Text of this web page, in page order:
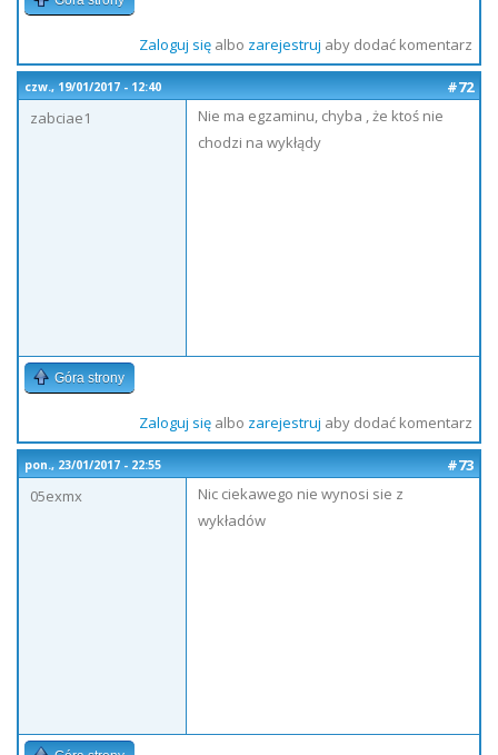
Zaloguj sięalbo zarejestruj aby dodać komentarz
czw., 19/01/2017 - 12:40
#72
zabciae1
Nie ma egzaminu, chyba , że ktoś nie
chodzi na wykłądy
Góra strony
Zaloguj sięalbo zarejestruj aby dodać komentarz
pon., 23/01/2017 - 22:55
#73
05exmx
Nic ciekawego nie wynosi sie z
wykładów